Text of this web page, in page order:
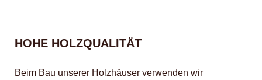
HOHE HOLZQUALITÄT
Beim Bau unserer Holzhäuser verwenden wir